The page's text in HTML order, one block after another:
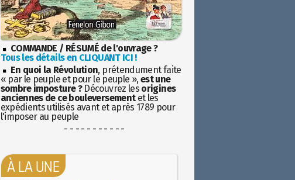
COMMANDE / RÉSUMÉ de l'ouvrage ?
Tous les détails en CLIQUANT ICI !
En quoi la Révolution, prétendument faite
« par le peuple et pour le peuple », est une
sombre imposture ?Découvrez les origines
anciennes de ce bouleversementet les
expédients utilisés avant et après 1789 pour
l'imposer au peuple
- - - - - - - - - - -
À LA UNE